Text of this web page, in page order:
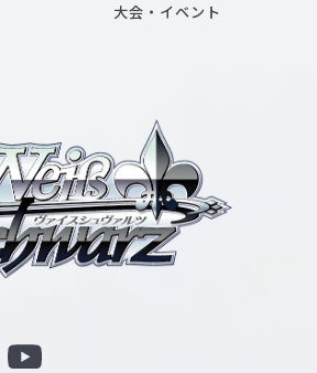
大会・イベント